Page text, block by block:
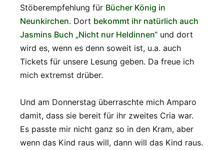
Stöberempfehlung für Bücher König in
Neunkirchen. Dort bekommt ihr natürlich auch
Jasmins Buch „Nicht nur Heldinnen“ und dort
wird es, wenn es denn soweit ist, u.a. auch
Tickets für unsere Lesung geben. Da freue ich
mich extremst drüber.
Und am Donnerstag überraschte mich Amparo
damit, dass sie bereit für ihr zweites Cria war.
Es passte mir nicht ganz so in den Kram, aber
wenn das Kind raus will, dann will das Kind raus.